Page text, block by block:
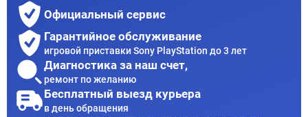
Официальный сервис
Гарантийное обслуживание
игровой приставки Sony PlayStation до 3 лет
Диагностика за наш счет,
ремонт по желанию
Бесплатный выезд курьера
в день обращения